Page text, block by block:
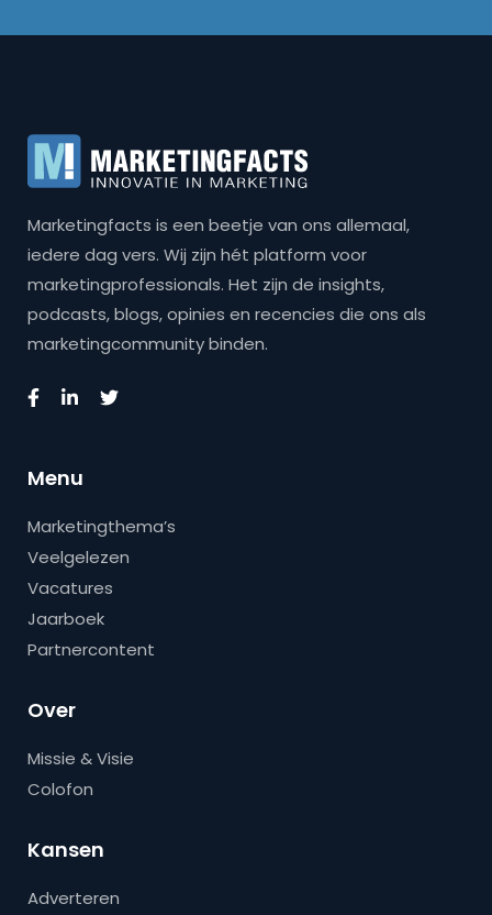
Marketingfacts is een beetje van ons allemaal,
iedere dag vers. Wij zijn hét platform voor
marketingprofessionals. Het zijn de insights,
podcasts, blogs, opinies en recencies die ons als
marketingcommunity binden.
Menu
Marketingthema’s
Veelgelezen
Vacatures
Jaarboek
Partnercontent
Over
Missie & Visie
Colofon
Kansen
Adverteren